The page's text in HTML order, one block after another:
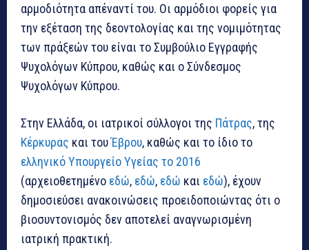
αρμοδιότητα απέναντί του. Οι αρμόδιοι φορείς για
την εξέταση της δεοντολογίας και της νομιμότητας
των πράξεών του είναι το Συμβούλιο Εγγραφής
Ψυχολόγων Κύπρου, καθώς και ο Σύνδεσμος
Ψυχολόγων Κύπρου.
Στην Ελλάδα, οι ιατρικοί σύλλογοι της Πάτρας, της
Κέρκυρας και τουΈβρου, καθώς και το ίδιο το
ελληνικό Υπουργείο Υγείας το 2016
(αρχειοθετημένο εδώ, εδώ, εδώ και εδώ), έχουν
δημοσιεύσει ανακοινώσεις προειδοποιώντας ότι ο
βιοσυντονισμός δεν αποτελεί αναγνωρισμένη
ιατρική πρακτική.